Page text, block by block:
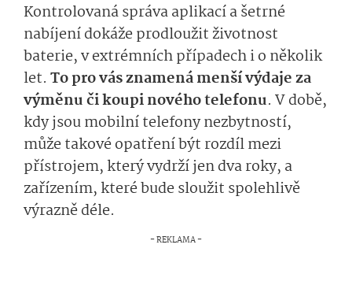
Kontrolovaná správa aplikací a šetrné
nabíjení dokáže prodloužit životnost
baterie, v extrémních případech i o několik
let. To pro vás znamená menší výdaje za
výměnu či koupi nového telefonu. V době,
kdy jsou mobilní telefony nezbytností,
může takové opatření být rozdíl mezi
přístrojem, který vydrží jen dva roky, a
zařízením, které bude sloužit spolehlivě
výrazně déle.